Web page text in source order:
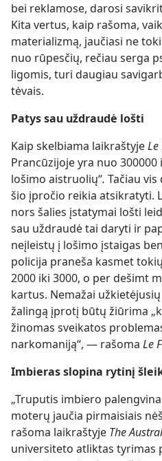
bei reklamose, darosi
Kita vertus, kaip rašoma,
materializmą, jaučiasi ne
nuo rūpesčių, rečiau serga
ligomis, turi daugiau
tėvais.
Patys sau uždraudė lošti
Kaip skelbiama laikraštyjeLe
Prancūzijoje yra nuo
lošimo aistruolių“. Tačiau
šio įpročio reikia atsikratyti.
nors šalies įstatymai lošti
sau uždraudė tai daryti ir
neįleistų į lošimo įstaigas
policija praneša kasmet
2000 iki 3000, o per dešimt
kartus. Nemažai
žalingą įprotį būtų žiūrima
žinomas sveikatos
narkomaniją“, — rašoma Le
Imbieras slopina rytinį
„Truputis imbiero
moterų jaučia pirmaisiais
rašoma laikraštyje The
universiteto atliktas tyrimas